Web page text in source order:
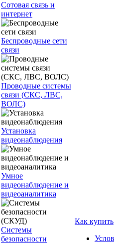
Сотовая связь и
интернет
Беспроводные сети
связи
Проводные системы
связи (СКС, ЛВС,
ВОЛС)
Установка
видеонаблюдения
Умное
видеонаблюдение и
видеоаналитика
Системы
безопасности
Как купить